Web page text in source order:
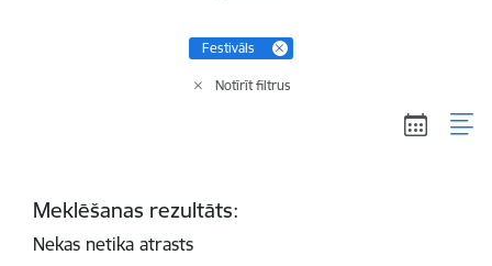
Festivāls
Notīrīt filtrus
Meklēšanas rezultāts:
Nekas netika atrasts